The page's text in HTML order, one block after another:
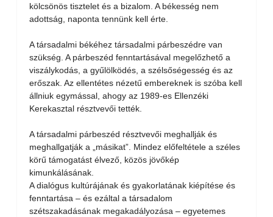
kölcsönös tisztelet és a bizalom. A békesség nem
adottság, naponta tennünk kell érte.
A társadalmi békéhez társadalmi párbeszédre van
szükség. A párbeszéd fenntartásával megelőzhető a
viszálykodás, a gyűlölködés, a szélsőségesség és az
erőszak. Az ellentétes nézetű embereknek is szóba kell
állniuk egymással, ahogy az 1989-es Ellenzéki
Kerekasztal résztvevői tették.
A társadalmi párbeszéd résztvevői meghallják és
meghallgatják a „másikat”. Mindez előfeltétele a széles
körű támogatást élvező, közös jövőkép
kimunkálásának.
A dialógus kultúrájának és gyakorlatának kiépítése és
fenntartása – és ezáltal a társadalom
szétszakadásának megakadályozása – egyetemes